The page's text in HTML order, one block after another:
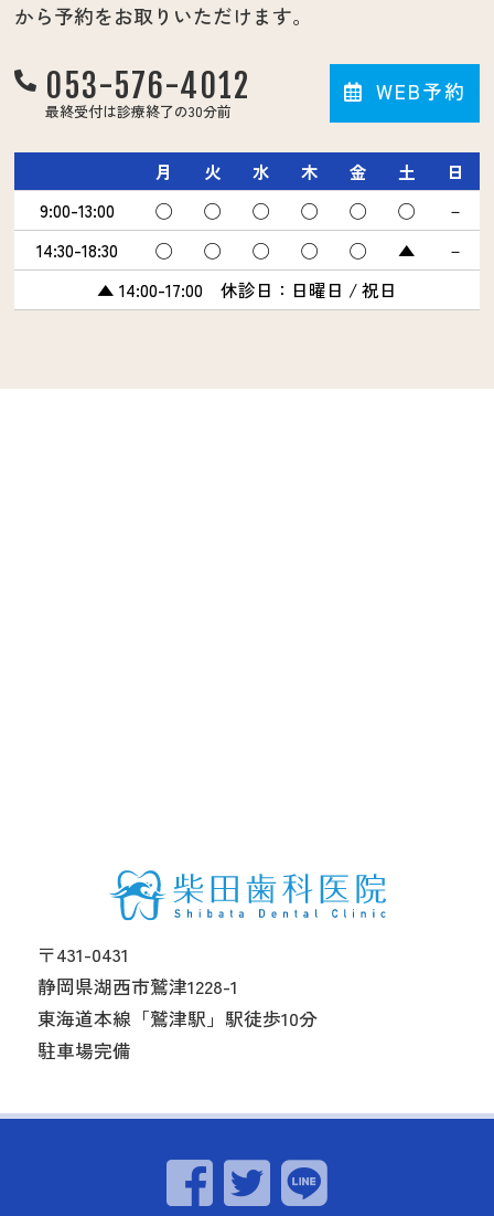
から予約をお取りいただけます。
053-576-4012
最終受付は診療終了の30分前
WEB予約
月 火 水 木 金 土
日
9:00-13:00
◯ ◯ ◯ ◯ ◯ ◯
－
14:30-18:30
◯ ◯ ◯ ◯ ◯ ▲
－
▲ 14:00-17:00 休診日：日曜日 / 祝日
〒431-0431
静岡県湖西市鷲津1228-1
東海道本線「鷲津駅」駅徒歩10分
駐車場完備